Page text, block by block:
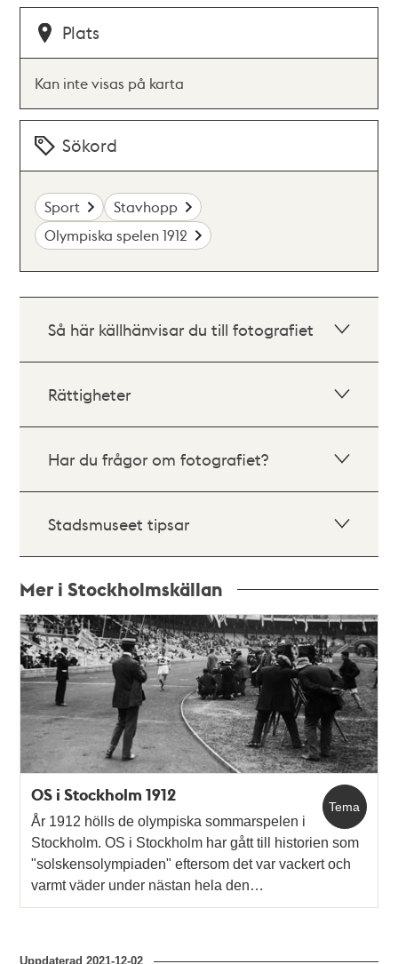
Plats
Kan inte visas på karta
Sökord
Sport
Stavhopp
Olympiska spelen 1912
Så här källhänvisar du till fotografiet
Rättigheter
Har du frågor om fotografiet?
Stadsmuseet tipsar
Mer i Stockholmskällan
Relaterade
poster
och
teman
Tema
OS i Stockholm 1912
År 1912 hölls de olympiska sommarspelen i
Stockholm. OS i Stockholm har gått till historien som
"solskensolympiaden" eftersom det var vackert och
varmt väder under nästan hela den…
Uppdaterad2021-12-02